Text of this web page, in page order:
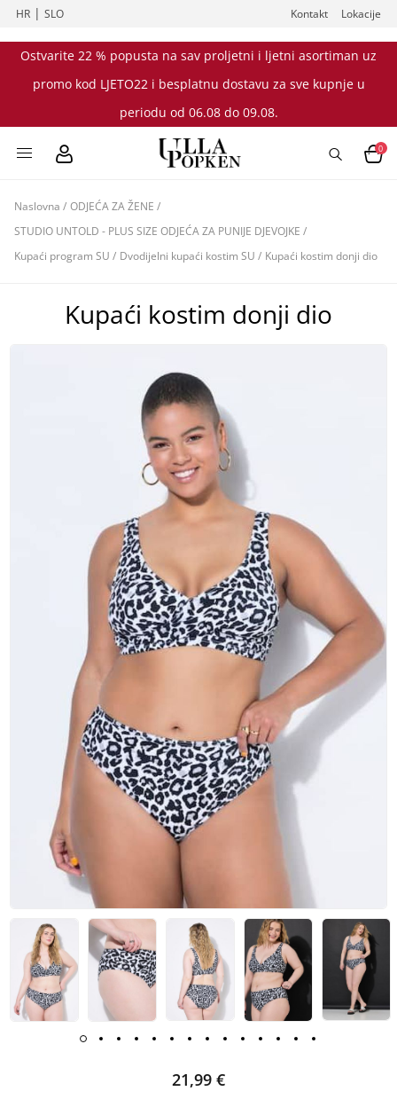
HR |SLO Kontakt Lokacije
Ostvarite 22 % popusta na sav proljetni i ljetni asortiman uz
promo kod LJETO22 i besplatnu dostavu za sve kupnje u
periodu od 06.08 do 09.08.
0
Naslovna / ODJEĆA ZA ŽENE /
STUDIO UNTOLD - PLUS SIZE ODJEĆA ZA PUNIJE DJEVOJKE /
Kupaći program SU / Dvodijelni kupaći kostim SU / Kupaći kostim donji dio
Kupaći kostim donji dio
21,99 €